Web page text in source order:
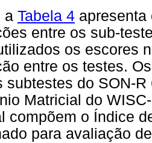
a Tabela 4 apresenta
entre os sub-
os escores
entre os testes.
subtestes do SON-
Matricial do
compõem o Índice
para avaliação